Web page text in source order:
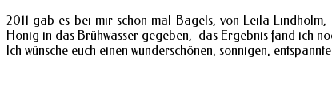
2011 gab es bei mir schon mal Bagels, von Leila
Honig in das Brühwasser gegeben, das Ergebnis fand ich
Ich wünsche euch einen wunderschönen, sonnigen,